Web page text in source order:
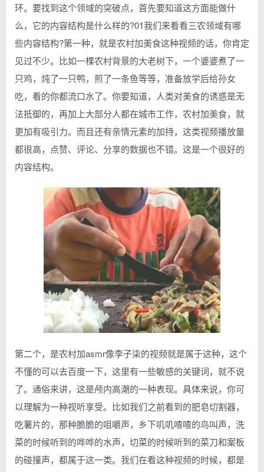
环。要找到这个领域的突破点，首先要知道这方面能做什
么，它的内容结构是什么样的?01我们来看看三农领域有哪
些内容结构?第一种，就是农村加美食这种视频的话，你肯定
见过不少。比如一棵农村背景的大老树下，一个婆婆煮了一
只鸡，炖了一只鸭，煎了一条鱼等等，准备放学后给孙女
吃，看的你都流口水了。你要知道，人类对美食的诱惑是无
法抵御的，再加上大部分人都在城市工作，农村加美食，就
更加有吸引力。而且还有亲情元素的加持，这类视频播放量
都很高，点赞、评论、分享的数据也不错。这是一个很好的
内容结构。
第二个，是农村加asmr像李子柒的视频就是属于这种，这个
不懂的可以去百度一下，这里有一些敏感的关键词，就不说
了。通俗来讲，这是颅内高潮的一种表现。具体来说，你可
以理解为一种视听享受。比如我们之前看到的肥皂切割器，
吃薯片的，那种脆脆的咀嚼声，乡下叽叽喳喳的鸟叫声，洗
菜的时候听到的哗哗的水声，切菜的时候听到的菜刀和案板
的碰撞声，都属于这一类。我们在看这种视频的时候，都是